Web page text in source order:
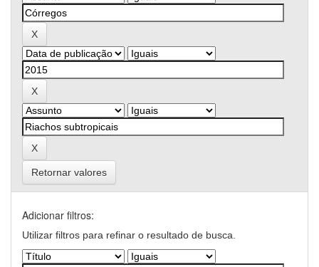
Retornar valores
Adicionar filtros:
Utilizar filtros para refinar o resultado de busca.